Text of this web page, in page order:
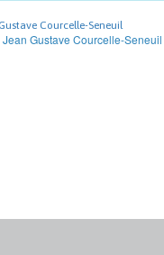
Courcelle-Seneuil
Gustave Courcelle-Seneuil